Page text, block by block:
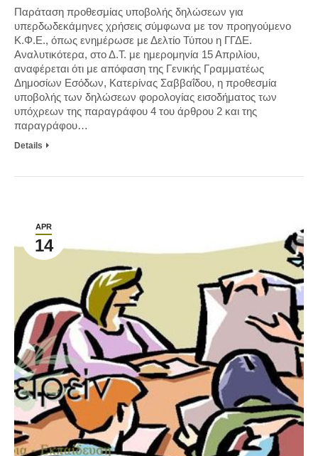
Παράταση προθεσμίας υποβολής δηλώσεων για
υπερδωδεκάμηνες χρήσεις σύμφωνα με τον προηγούμενο
Κ.Φ.Ε., όπως ενημέρωσε με Δελτίο Τύπου η ΓΓΔΕ.
Αναλυτικότερα, στο Δ.Τ. με ημερομηνία 15 Απριλίου,
αναφέρεται ότι με απόφαση της Γενικής Γραμματέως
Δημοσίων Εσόδων, Κατερίνας Σαββαΐδου, η προθεσμία
υποβολής των δηλώσεων φορολογίας εισοδήματος των
υπόχρεων της παραγράφου 4 του άρθρου 2 και της
παραγράφου…
Details
APR
14